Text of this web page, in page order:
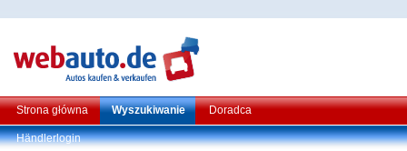
Strona główna Wyszukiwanie Doradca
Händlerlogin